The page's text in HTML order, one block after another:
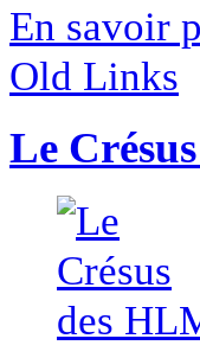
En savoir
Old Links
Le